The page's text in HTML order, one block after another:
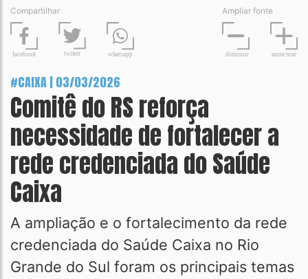
Compartilhar
facebook twitter whatsapp
Ampliar fonte
diminuir aumentar
#CAIXA | 03/03/2026
Comitê do RS reforça
necessidade de fortalecer a
rede credenciada do Saúde
Caixa
A ampliação e o fortalecimento da rede
credenciada do Saúde Caixa no Rio
Grande do Sul foram os principais temas